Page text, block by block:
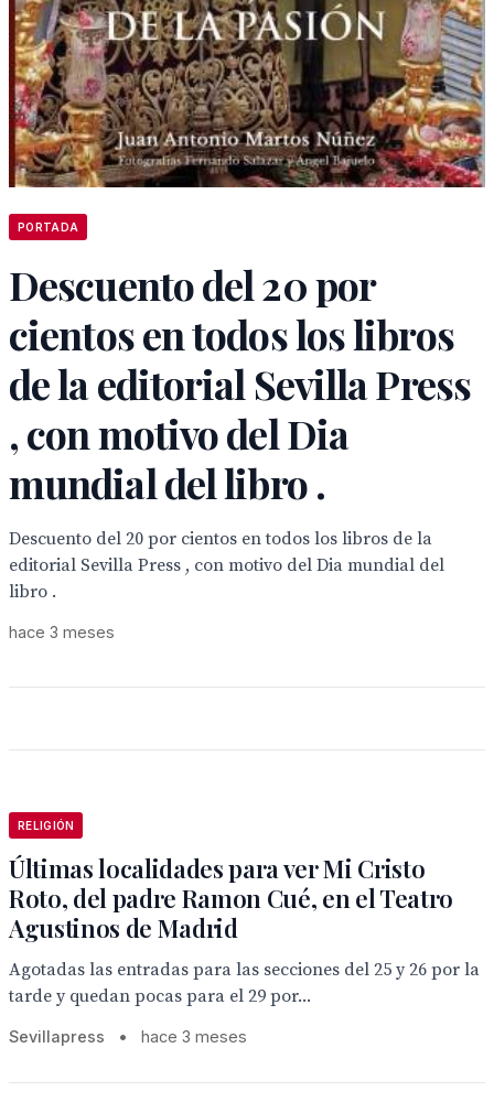
PORTADA
Descuento del 20 por
cientos en todos los libros
de la editorial Sevilla Press
, con motivo del Dia
mundial del libro .
Descuento del 20 por cientos en todos los libros de la
editorial Sevilla Press , con motivo del Dia mundial del
libro .
hace 3 meses
RELIGIÓN
Últimas localidades para ver Mi Cristo
Roto, del padre Ramon Cué, en el Teatro
Agustinos de Madrid
Agotadas las entradas para las secciones del 25 y 26 por la
tarde y quedan pocas para el 29 por...
Sevillapress • hace 3 meses